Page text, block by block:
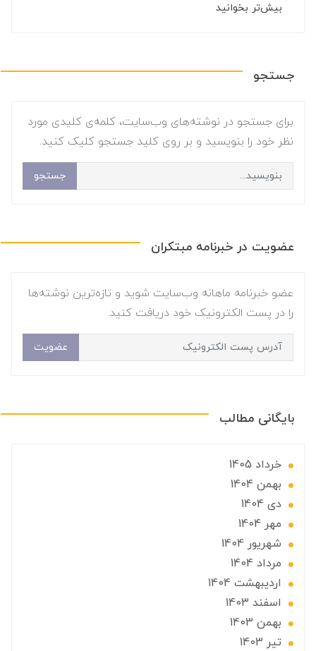
بیش‌تر بخوانید
جستجو
برای جستجو در نوشته‌های وب‌سایت، کلمه‌ی کلیدی مورد
نظر خود را بنویسید و بر روی کلید جستجو کلیک کنید.
جستجو
عضویت در خبرنامه مبتکران
عضو خبرنامه ماهانه وب‌سایت شوید و تازه‌ترین نوشته‌ها
را در پست الکترونیک خود دریافت کنید.
عضویت
بایگانی مطالب
خرداد 1405
بهمن 1404
دی 1404
مهر 1404
شهریور 1404
مرداد 1404
ارديبهشت 1404
اسفند 1403
بهمن 1403
تير 1403